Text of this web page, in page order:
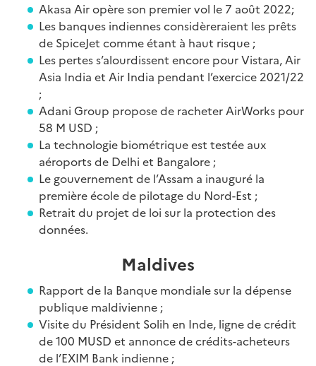
Akasa Air opère son premier vol le 7 août 2022;
Les banques indiennes considèreraient les prêts
de SpiceJet comme étant à haut risque ;
Les pertes s’alourdissent encore pour Vistara, Air
Asia India et Air India pendant l’exercice 2021/22
;
Adani Group propose de racheter AirWorks pour
58 M USD ;
La technologie biométrique est testée aux
aéroports de Delhi et Bangalore ;
Le gouvernement de l’Assam a inauguré la
première école de pilotage du Nord-Est ;
Retrait du projet de loi sur la protection des
données.
Maldives
Rapport de la Banque mondiale sur la dépense
publique maldivienne ;
Visite du Président Solih en Inde, ligne de crédit
de 100 MUSD et annonce de crédits-acheteurs
de l’EXIM Bank indienne ;